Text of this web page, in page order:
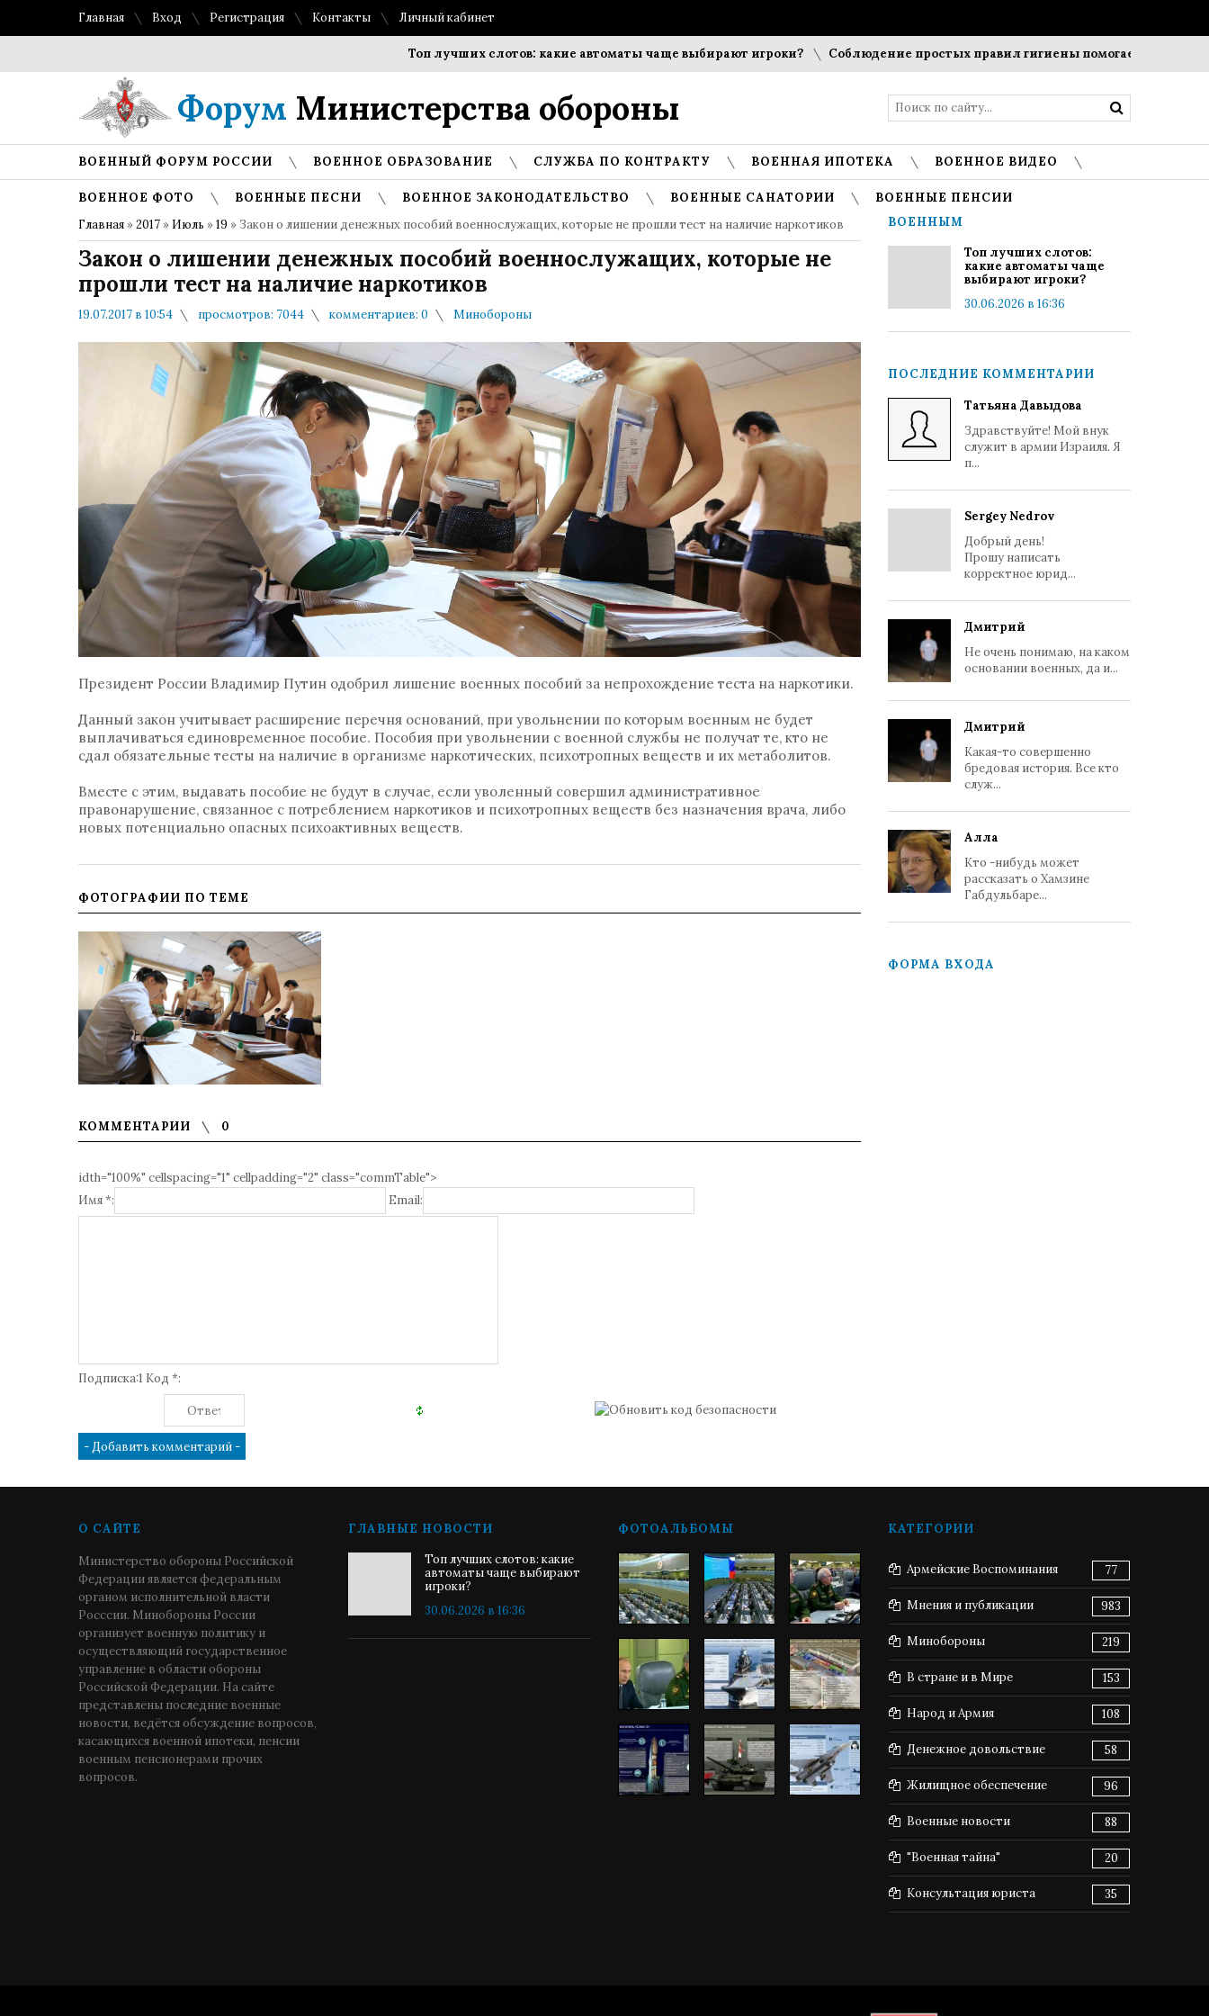
Главная Вход Регистрация Контакты Личный кабинет
Топ лучших слотов: какие автоматы чаще выбирают игроки? Соблюдение простых правил гигиены помогает сохранить
Форум Министерства обороны
ВОЕННЫЙ ФОРУМ РОССИИ ВОЕННОЕ ОБРАЗОВАНИЕ СЛУЖБА ПО КОНТРАКТУ ВОЕННАЯ ИПОТЕКА ВОЕННОЕ ВИДЕО
ВОЕННОЕ ФОТО ВОЕННЫЕ ПЕСНИ ВОЕННОЕ ЗАКОНОДАТЕЛЬСТВО ВОЕННЫЕ САНАТОРИИ
ВОЕННЫЕ ПЕНСИИ
Главная »2017 » Июль »19 » Закон о лишении денежных пособий военнослужащих, которые не прошли тест на наличие наркотиков
Закон о лишении денежных пособий военнослужащих, которые не
прошли тест на наличие наркотиков
19.07.2017 в 10:54 просмотров: 7044 комментариев: 0 Минобороны
Президент России Владимир Путин одобрил лишение военных пособий за непрохождение теста на наркотики.
Данный закон учитывает расширение перечня оснований, при увольнении по которым военным не будет
выплачиваться единовременное пособие. Пособия при увольнении с военной службы не получат те, кто не
сдал обязательные тесты на наличие в организме наркотических, психотропных веществ и их метаболитов.
Вместе с этим, выдавать пособие не будут в случае, если уволенный совершил административное
правонарушение, связанное с потреблением наркотиков и психотропных веществ без назначения врача, либо
новых потенциально опасных психоактивных веществ.
ФОТОГРАФИИ ПО ТЕМЕ
КОММЕНТАРИИ 0
idth="100%" cellspacing="1" cellpadding="2" class="commTable">
Имя *:
Email:
Подписка:1 Код *:
ВОЕННЫМ
Топ лучших слотов:
какие автоматы чаще
выбирают игроки?
30.06.2026 в 16:36
ПОСЛЕДНИЕ КОММЕНТАРИИ
Татьяна Давыдова
Здравствуйте! Мой внук
служит в армии Израиля. Я
п...
Sergey Nedrov
Добрый день!
Прошу написать
корректное юрид...
Дмитрий
Не очень понимаю, на каком
основании военных, да и...
Дмитрий
Какая-то совершенно
бредовая история. Все кто
служ...
Алла
Кто -нибудь может
рассказать о Хамзине
Габдульбаре...
ФОРМА ВХОДА
О САЙТЕ
Министерство обороны Российской
Федерации является федеральным
органом исполнительной власти
Росссии. Минобороны России
организует военную политику и
осуществляющий государственное
управление в области обороны
Российской Федерации. На сайте
представлены последние военные
новости, ведётся обсуждение вопросов,
касающихся военной ипотеки, пенсии
военным пенсионерами прочих
вопросов.
ГЛАВНЫЕ НОВОСТИ
Топ лучших слотов: какие
автоматы чаще выбирают
игроки?
30.06.2026 в 16:36
ФОТОАЛЬБОМЫ КАТЕГОРИИ
Армейские Воспоминания 77
Мнения и публикации 983
Минобороны 219
В стране и в Мире 153
Народ и Армия 108
Денежное довольствие 58
Жилищное обеспечение 96
Военные новости 88
"Военная тайна" 20
Консультация юриста 35